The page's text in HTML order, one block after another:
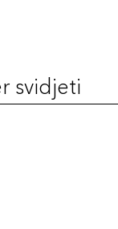
svidjeti